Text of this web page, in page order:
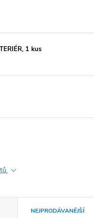
1 kus
NEJPRODÁVANĚJŠÍ